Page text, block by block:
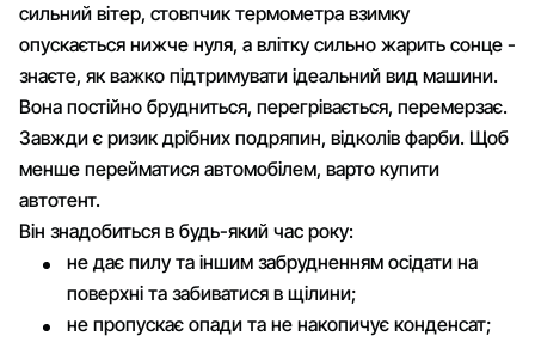
сильний вітер, стовпчик термометра взимку
опускається нижче нуля, а влітку сильно жарить сонце -
знаєте, як важко підтримувати ідеальний вид машини.
Вона постійно брудниться, перегрівається, перемерзає.
Завжди є ризик дрібних подряпин, відколів фарби. Щоб
менше перейматися автомобілем, варто купити
автотент.
Він знадобиться в будь-який час року:
не дає пилу та іншим забрудненням осідати на
поверхні та забиватися в щілини;
не пропускає опади та не накопичує конденсат;